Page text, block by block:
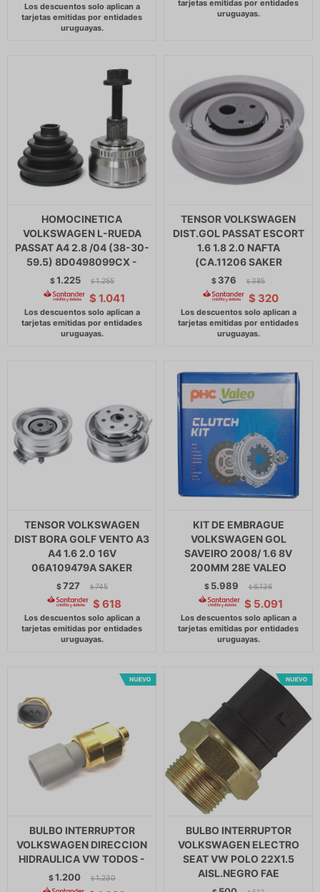
HOMOCINETICA
VOLKSWAGEN L-RUEDA
PASSAT A4 2.8 /04 (38-30-
59.5) 8D0498099CX -
$1.225 $ 1.255
$ 1.041
TENSOR VOLKSWAGEN
DIST.GOL PASSAT ESCORT
1.6 1.8 2.0 NAFTA
(CA.11206 SAKER
$ 376 $ 385
$ 320
TENSOR VOLKSWAGEN
DIST BORA GOLF VENTO A3
A4 1.6 2.0 16V
06A109479A SAKER
$727 $ 745
$ 618
KIT DE EMBRAGUE
VOLKSWAGEN GOL
SAVEIRO 2008/ 1.6 8V
200MM 28E VALEO
$ 5.989 $ 6.136
$ 5.091
BULBO INTERRUPTOR
VOLKSWAGEN DIRECCION
HIDRAULICA VW TODOS -
$1.200 $ 1.230
BULBO INTERRUPTOR
VOLKSWAGEN ELECTRO
SEAT VW POLO 22X1.5
AISL.NEGRO FAE